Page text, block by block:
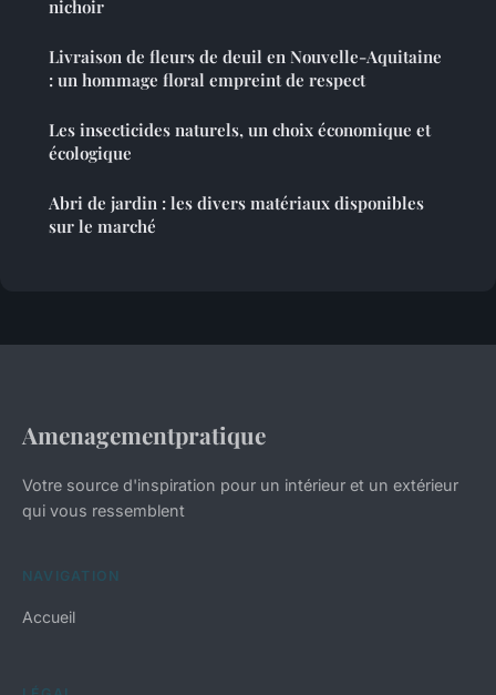
nichoir
Livraison de fleurs de deuil en Nouvelle-Aquitaine
: un hommage floral empreint de respect
Les insecticides naturels, un choix économique et
écologique
Abri de jardin : les divers matériaux disponibles
sur le marché
Amenagementpratique
Votre source d'inspiration pour un intérieur et un extérieur
qui vous ressemblent
NAVIGATION
Accueil